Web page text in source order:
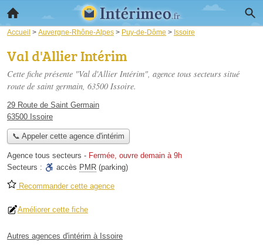
Accueil > Auvergne-Rhône-Alpes > Puy-de-Dôme > Issoire
Val d'Allier Intérim
Cette fiche présente "Val d'Allier Intérim", agence tous secteurs situé
route de saint germain, 63500 Issoire.
29 Route de Saint Germain
63500 Issoire
📞 Appeler cette agence d'intérim
Agence tous secteurs - Fermée, ouvre demain à 9h
Secteurs :
accès PMR (parking)
Recommander cette agence
Améliorer cette fiche
Autres agences d'intérim à Issoire